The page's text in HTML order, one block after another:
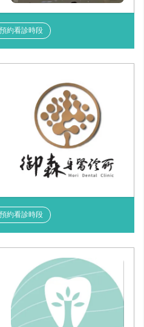
約看診時段
約看診時段